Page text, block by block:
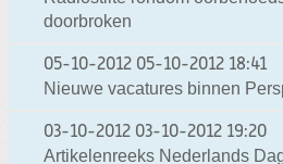
doorbroken
05-10-2012 05-10-2012 18:41
Nieuwe vacatures binnen
03-10-2012 03-10-2012 19:20
Artikelenreeks Nederlands